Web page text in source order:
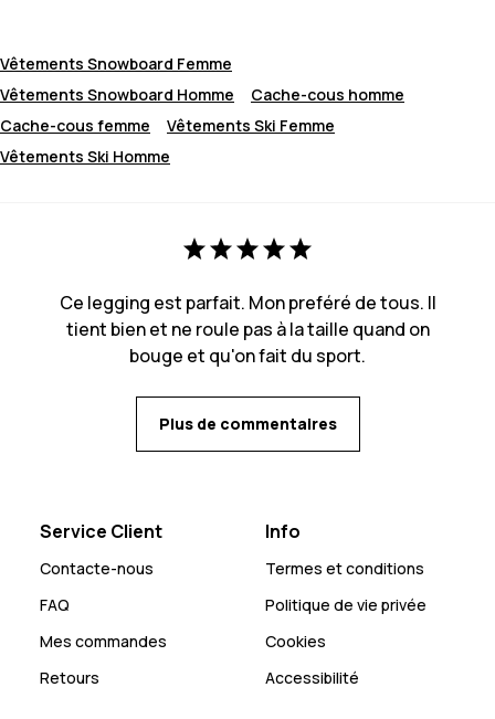
Vêtements Snowboard Femme
Vêtements Snowboard Homme
Cache-cous homme
Cache-cous femme
Vêtements Ski Femme
Vêtements Ski Homme
Ce legging est parfait. Mon preféré de tous. Il
tient bien et ne roule pas à la taille quand on
bouge et qu'on fait du sport.
Plus de commentaires
Service Client
Contacte-nous
FAQ
Mes commandes
Retours
Info
Termes et conditions
Politique de vie privée
Cookies
Accessibilité